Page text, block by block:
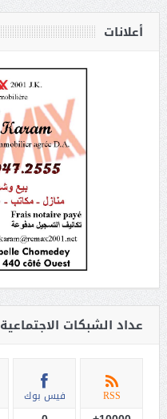
أعلانات
عداد الشبكات الاجتماعية
RSS فيس بوك